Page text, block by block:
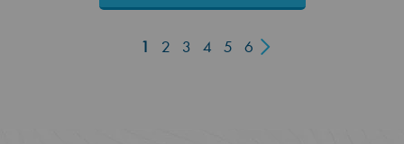
1 2 3 4 5 6